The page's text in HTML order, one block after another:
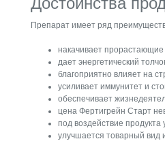
Препарат имеет ряд
накачивает
дает энергетический
благоприятно влияет на
усиливает иммунитет и
обеспечивает
цена Фертигрейн Старт
под воздействие
улучшается товарный вид